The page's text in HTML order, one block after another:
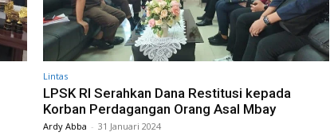
Lintas
LPSK RI Serahkan Dana Restitusi kepada
Korban Perdagangan Orang Asal Mbay
Ardy Abba - 31 Januari 2024